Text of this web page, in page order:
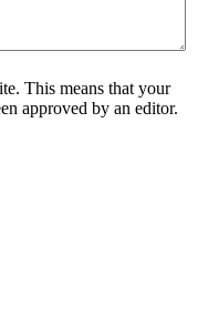
This means that your
approved by an editor.